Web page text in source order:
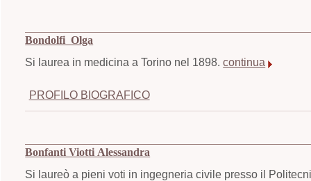
Bondolfi Olga
Si laurea in medicina a Torino nel 1898.continua
PROFILO BIOGRAFICO
Bonfanti Viotti Alessandra
Si laureò a pieni voti in ingegneria civile presso il